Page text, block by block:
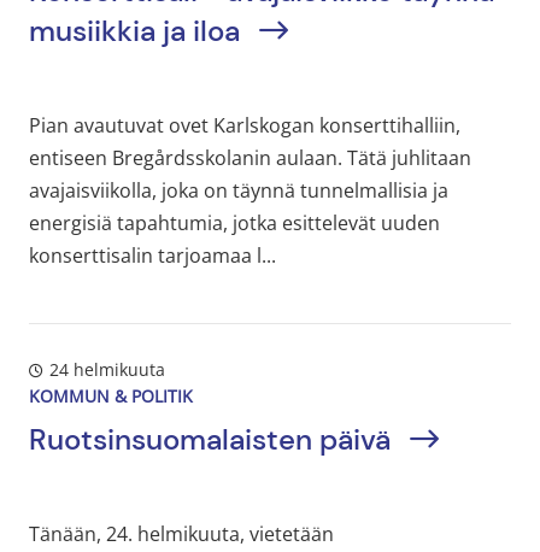
musiikkia ja iloa
Pian avautuvat ovet Karlskogan konserttihalliin,
entiseen Bregårdsskolanin aulaan. Tätä juhlitaan
avajaisviikolla, joka on täynnä tunnelmallisia ja
energisiä tapahtumia, jotka esittelevät uuden
konserttisalin tarjoamaa l...
24 helmikuuta
KOMMUN & POLITIK
Ruotsinsuomalaisten päivä
Tänään, 24. helmikuuta, vietetään